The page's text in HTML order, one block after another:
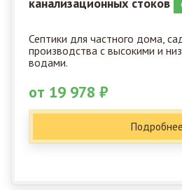
канализационных стоков
Септики для частного дома,
производства с высокими и
водами.
от 19 978 ₽
Подробнее